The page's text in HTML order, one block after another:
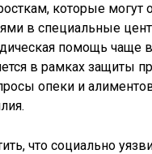
которые могут
в специальные
помощь чаще
в рамках защиты
опеки и
что социально